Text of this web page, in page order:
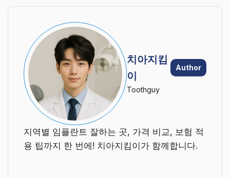
치아지킴
이
Author
Toothguy
지역별 임플란트 잘하는 곳, 가격 비교, 보험 적
용 팁까지 한 번에! 치아지킴이가 함께합니다.